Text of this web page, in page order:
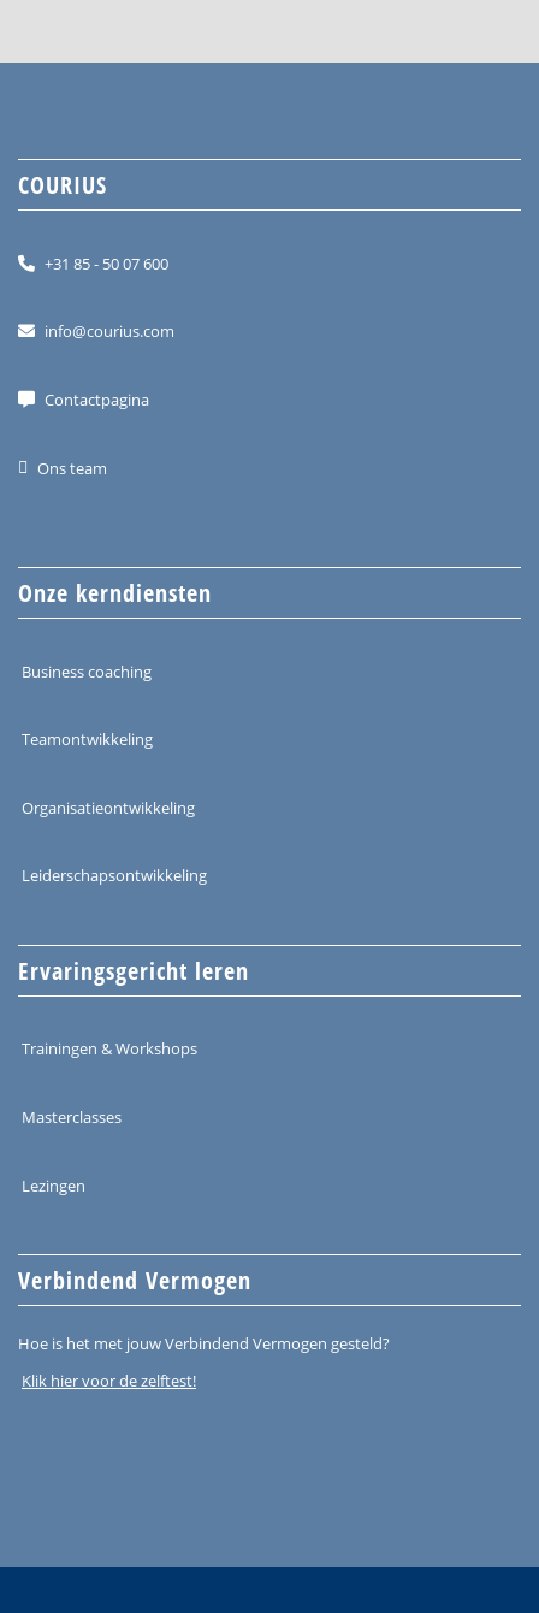
COURIUS
+31 85 - 50 07 600
info@courius.com
Contactpagina
Ons team
Onze kerndiensten
Business coaching
Teamontwikkeling
Organisatieontwikkeling
Leiderschapsontwikkeling
Ervaringsgericht leren
Trainingen & Workshops
Masterclasses
Lezingen
Verbindend Vermogen
Hoe is het met jouw Verbindend Vermogen gesteld?
Klik hier voor de zelftest!